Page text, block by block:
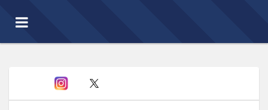
Toggle
navigation